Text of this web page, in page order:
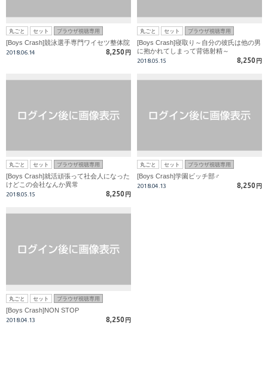
丸ごと セット ブラウザ視聴専用
[Boys Crash]競泳選手専門ワイセツ整体院
2018.06.14 8,250 円
丸ごと セット ブラウザ視聴専用
[Boys Crash]寝取り～自分の彼氏は他の男
に抱かれてしまって背徳射精～
2018.05.15 8,250 円
丸ごと セット ブラウザ視聴専用
[Boys Crash]就活頑張って社会人になった
けどこの会社なんか異常
2018.05.15 8,250 円
丸ごと セット ブラウザ視聴専用
[Boys Crash]学園ビッチ部♂
2018.04.13 8,250 円
丸ごと セット ブラウザ視聴専用
[Boys Crash]NON STOP
2018.04.13 8,250 円